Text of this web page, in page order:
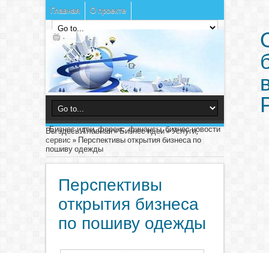
Главная О проекте
Бизнес идеи, форекс, финансы, бизнес новости
Вы здесь:Главная»Бизнес идеи»Услуги,
сервис » Перспективы открытия бизнеса по
пошиву одежды
Перспективы
открытия бизнеса
по пошиву одежды